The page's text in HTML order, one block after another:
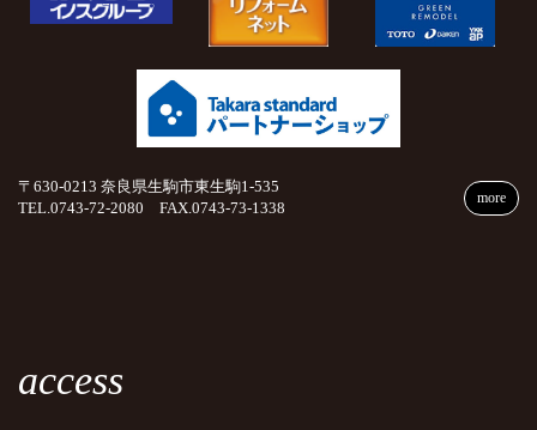
〒630-0213 奈良県生駒市東生駒1-535
TEL.0743-72-2080 FAX.0743-73-1338
more
access